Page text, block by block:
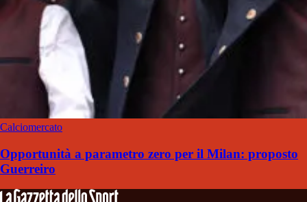
Calciomercato
Opportunità a parametro zero per il Milan: proposto
Guerreiro